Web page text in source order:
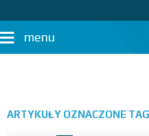
menu
ARTYKUŁY OZNACZONE